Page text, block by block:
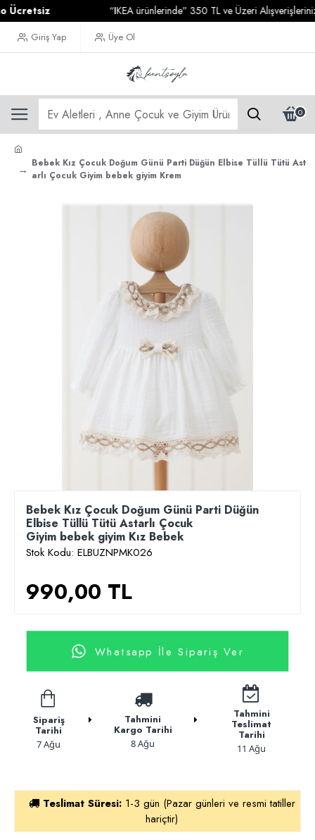
“IKEA ürünlerinde” 350 TL ve Üzeri Alışverişlerinizde
Giriş Yap Üye Ol
0
Bebek Kız Çocuk Doğum Günü Parti Düğün Elbise Tüllü Tütü Ast
arlı Çocuk Giyim bebek giyim Krem
Bebek Kız Çocuk Doğum Günü Parti Düğün
Elbise Tüllü Tütü Astarlı Çocuk
Giyim bebek giyim Kız Bebek
Stok Kodu: ELBUZNPMK026
990,00 TL
Whatsapp İle Sipariş Ver
Sipariş
Tarihi
7 Ağu
Tahmini
Kargo Tarihi
8 Ağu
Tahmini
Teslimat
Tarihi
11 Ağu
Teslimat Süresi: 1-3 gün (Pazar günleri ve resmi tatiller
hariçtir)